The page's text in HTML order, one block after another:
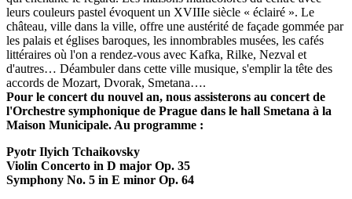
leurs couleurs pastel évoquent un XVIIIe siècle « éclairé ». Le
château, ville dans la ville, offre une austérité de façade gommée par
les palais et églises baroques, les innombrables musées, les cafés
littéraires où l'on a rendez-vous avec Kafka, Rilke, Nezval et
d'autres… Déambuler dans cette ville musique, s'emplir la tête des
accords de Mozart, Dvorak, Smetana….
Pour le concert du nouvel an, nous assisterons au concert de
l'Orchestre symphonique de Prague dans le hall Smetana à la
Maison Municipale. Au programme :
Pyotr Ilyich Tchaikovsky
Violin Concerto in D major Op. 35
Symphony No. 5 in E minor Op. 64